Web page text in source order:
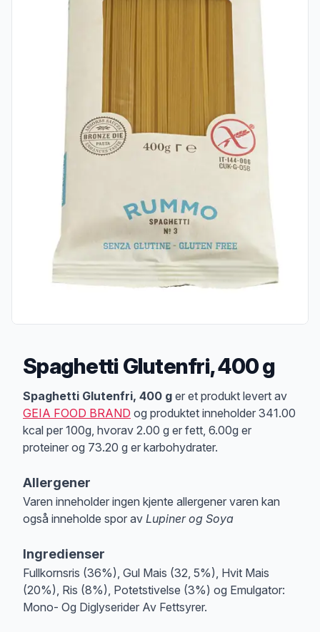
Spaghetti Glutenfri, 400 g
Produktbeskrivelse
Spaghetti Glutenfri, 400 g er et produkt levert av
GEIA FOOD BRAND og produktet inneholder 341.00
kcal per 100g, hvorav 2.00 g er fett, 6.00g er
proteiner og 73.20 g er karbohydrater.
Allergener
Varen inneholder ingen kjente allergener varen kan
også inneholde spor av Lupiner og Soya
Ingredienser
Fullkornsris (36%), Gul Mais (32, 5%), Hvit Mais
(20%), Ris (8%), Potetstivelse (3%) og Emulgator:
Mono- Og Diglyserider Av Fettsyrer.